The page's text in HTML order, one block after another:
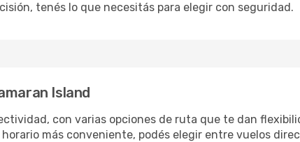
tenés lo que necesitás para elegir con seguridad.
Island
con varias opciones de ruta que te dan
más conveniente, podés elegir entre vuelos